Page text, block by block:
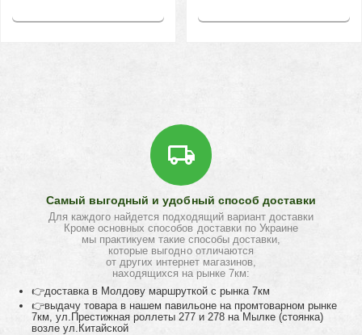
Самый выгодный и удобный способ доставки
Для каждого найдется подходящий вариант доставки
Кроме основных способов доставки по Украине
мы практикуем такие способы доставки,
которые выгодно отличаются
от других интернет магазинов,
находящихся на рынке 7км:
👉доставка в Молдову маршруткой с рынка 7км
👉выдачу товара в нашем павильоне на промтоварном рынке
7км, ул.Престижная роллеты 277 и 278 на Мылке (стоянка)
возле ул.Китайской